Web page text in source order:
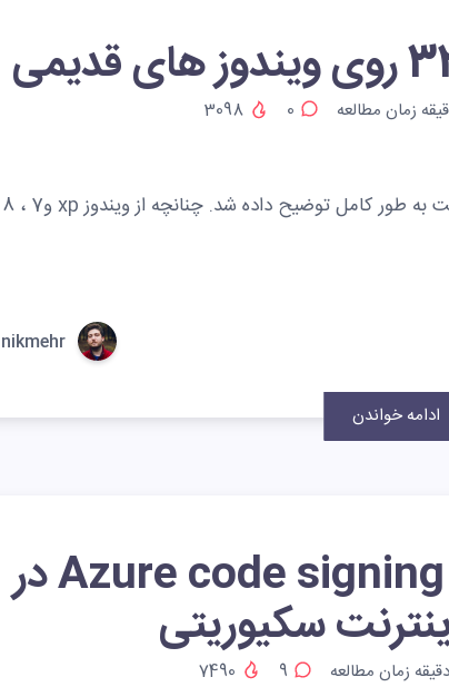
زمان مطالعه 0
نصب نود 32 در ویندوز های قدیمی در این پست به طور کامل توضیح داده شد. چنانچه از ویندوز xp و7 ، 8
nikmehr
ادامه خواندن
رفع خطای Azure code signing در
دقیقه زمان مطالعه 9